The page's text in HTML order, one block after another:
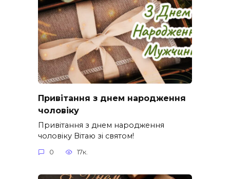
Привітання з днем народження
чоловіку
Привітання з днем народження
чоловіку Вітаю зі святом!
0 17к.